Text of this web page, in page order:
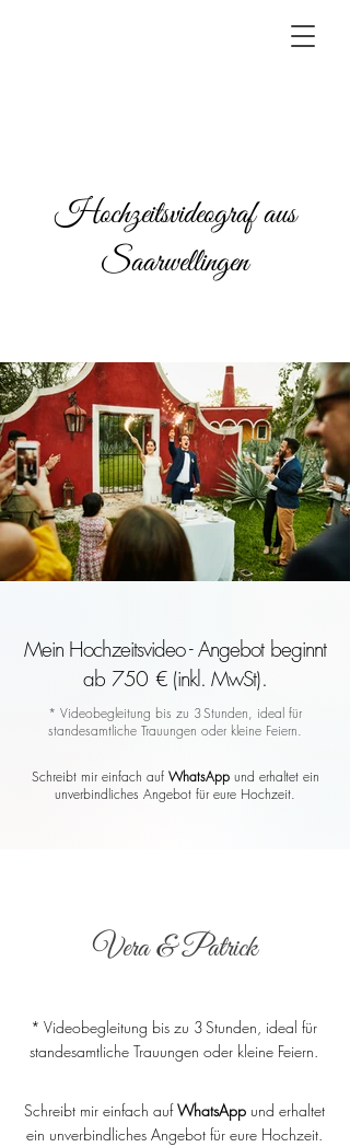
Hochzeitsvideograf aus
Saarwellingen
Mein Hochzeitsvideo - Angebot beginnt
ab 750 € (inkl. MwSt).
* Videobegleitung bis zu 3 Stunden, ideal für
standesamtliche Trauungen oder kleine Feiern.
Schreibt mir einfach auf WhatsAppund erhaltet ein
unverbindliches Angebot für eure Hochzeit.
Vera & Patrick
* Videobegleitung bis zu 3 Stunden, ideal für
standesamtliche Trauungen oder kleine Feiern.
Schreibt mir einfach aufWhatsAppund erhaltet
ein unverbindliches Angebot für eure Hochzeit.